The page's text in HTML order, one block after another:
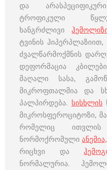
და
ტროფიკული
ხანგრძლივი
ტვინის
ძვალწარმოქმნის
დეფორმაცია
მაღალი სასა,
მიკროფთალმია და
პალპირდება. სისხლის
მიკროსფეროციტოზი,
რომელიც
ნორმოქრომულიანემია,
რიცხვი და
ნორმალურია.